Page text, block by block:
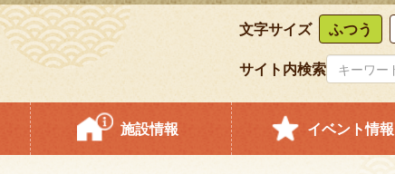
文字サイズ ふつう
サイト内検索
施設情報 イベント情報